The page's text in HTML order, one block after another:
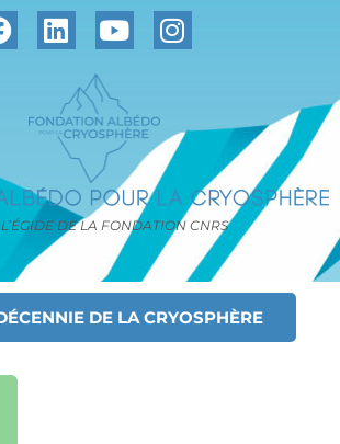
DE LA FONDATION CNRS
DE LA CRYOSPHÈRE